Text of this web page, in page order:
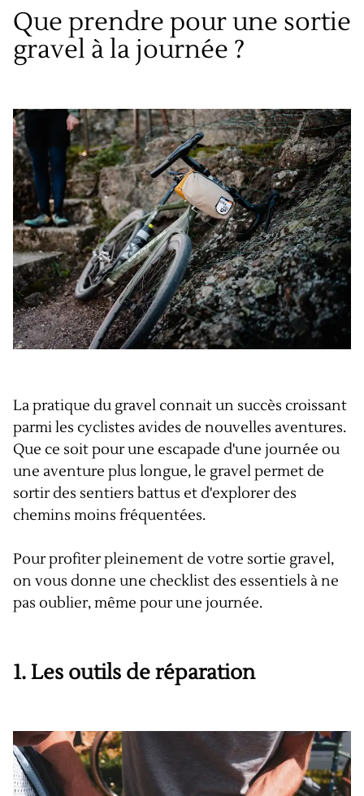
Que prendre pour une sortie
gravel à la journée ?
La pratique du gravel connait un succès croissant
parmi les cyclistes avides de nouvelles aventures.
Que ce soit pour une escapade d'une journée ou
une aventure plus longue, le gravel permet de
sortir des sentiers battus et d'explorer des
chemins moins fréquentées.
Pour profiter pleinement de votre sortie gravel,
on vous donne une checklist des essentiels à ne
pas oublier, même pour une journée.
1. Les outils de réparation